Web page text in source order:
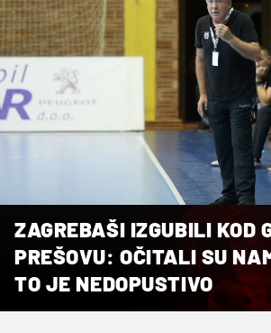
ZAGREBAŠI IZGUBILI KOD
PREŠOVU: OČITALI SU
TO JE NEDOPUSTIVO